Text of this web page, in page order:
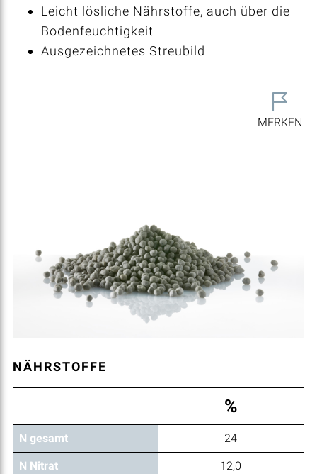
Leicht lösliche Nährstoffe, auch über die
Bodenfeuchtigkeit
Ausgezeichnetes Streubild
MERKEN
NÄHRSTOFFE
%
N gesamt 24
N Nitrat 12,0